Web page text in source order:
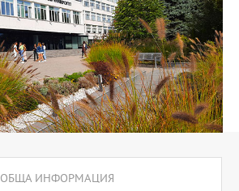
ОБЩА ИНФОРМАЦИЯ